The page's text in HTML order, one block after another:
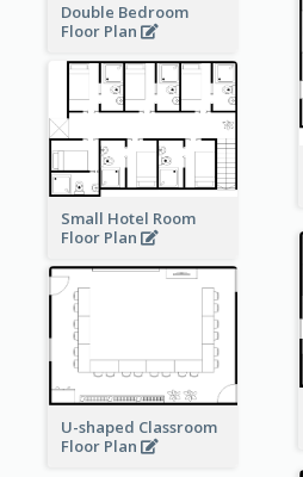
Double Bedroom
Floor Plan
Small Hotel Room
Floor Plan
U-shaped Classroom
Floor Plan